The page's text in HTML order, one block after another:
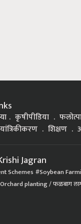
कृषीपीडिया
यांत्रिकीकरण शिक्षण
Jagran
Schemes Soybean
Orchard planting / फळबाग